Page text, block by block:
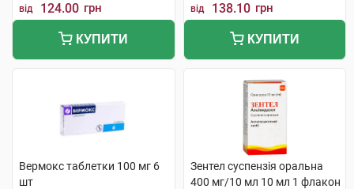
від 124.00 грн
КУПИТИ
від 138.10 грн
КУПИТИ
Вермокс таблетки 100 мг 6
шт
Зентел суспензія оральна
400 мг/10 мл 10 мл 1 флакон